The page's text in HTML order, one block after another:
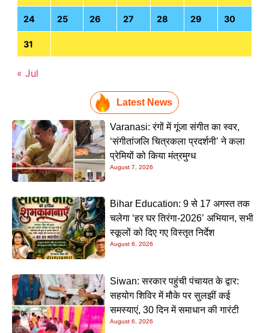
24 25 26 27 28 29 30
31
« Jul
Latest News
Varanasi: रंगों में गूंजा संगीत का स्वर,
‘संगीतांजलि चित्रकला प्रदर्शनी’ ने कला
प्रेमियों को किया मंत्रमुग्ध
August 7, 2026
Bihar Education: 9 से 17 अगस्त तक
चलेगा ‘हर घर तिरंगा-2026’ अभियान, सभी
स्कूलों को दिए गए विस्तृत निर्देश
August 6, 2026
Siwan: सरकार पहुंची पंचायत के द्वार:
सहयोग शिविर में मौके पर सुलझीं कई
समस्याएं, 30 दिन में समाधान की गारंटी
August 6, 2026